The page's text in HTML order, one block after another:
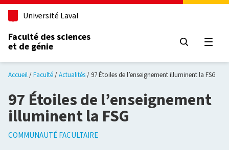
Aller au contenu principal
Université Laval
Faculté des sciences
et de génie
Accueil Faculté Actualités 97 Étoiles de l’enseignement illuminent la FSG
97 Étoiles de l’enseignement
illuminent la FSG
COMMUNAUTÉ FACULTAIRE